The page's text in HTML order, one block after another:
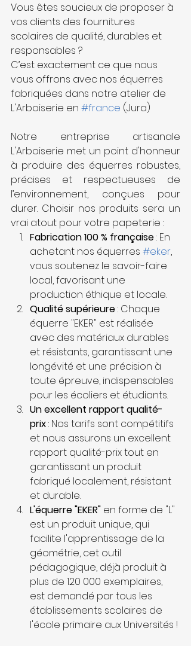
Vous êtes soucieux de proposer à
vos clients des fournitures
scolaires de qualité, durables et
responsables ?
C’est exactement ce que nous
vous offrons avec nos équerres
fabriquées dans notre atelier de
L'Arboiserie en #france (Jura)
Notre entreprise artisanale
L'Arboiserie met un point d'honneur
à produire des équerres robustes,
précises et respectueuses de
l’environnement, conçues pour
durer. Choisir nos produits sera un
vrai atout pour votre papeterie :
Fabrication 100 % française : En
achetant nos équerres #eker,
vous soutenez le savoir-faire
local, favorisant une
production éthique et locale.
Qualité supérieure : Chaque
équerre "EKER" est réalisée
avec des matériaux durables
et résistants, garantissant une
longévité et une précision à
toute épreuve, indispensables
pour les écoliers et étudiants.
Un excellent rapport qualité-
prix : Nos tarifs sont compétitifs
et nous assurons un excellent
rapport qualité-prix tout en
garantissant un produit
fabriqué localement, résistant
et durable.
L'équerre "EKER" en forme de "L"
est un produit unique, qui
facilite l'apprentissage de la
géométrie, cet outil
pédagogique, déjà produit à
plus de 120 000 exemplaires,
est demandé par tous les
établissements scolaires de
l'école primaire aux Universités !